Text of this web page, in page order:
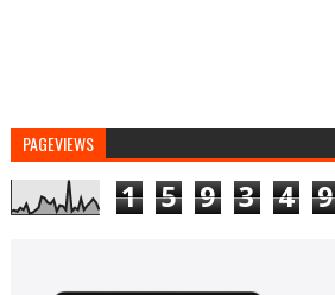
PAGEVIEWS
1 5 9 3 4 9